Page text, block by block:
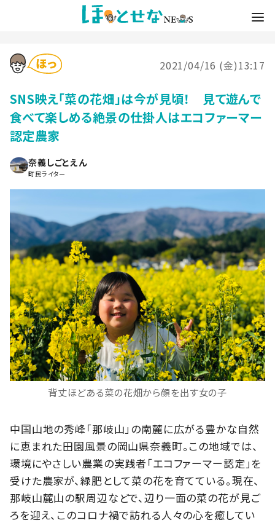
2021/04/16 (金)13:17
SNS映え「菜の花畑」は今が見頃！ 見て遊んで
食べて楽しめる絶景の仕掛人はエコファーマー
認定農家
奈義しごとえん
町民ライター
背丈ほどある菜の花畑から顔を出す女の子
中国山地の秀峰「那岐山」の南麓に広がる豊かな自然
に恵まれた田園風景の岡山県奈義町。この地域では、
環境にやさしい農業の実践者「エコファーマー認定」を
受けた農家が、緑肥として菜の花を育てている。現在、
那岐山麓山の駅周辺などで、辺り一面の菜の花が見ご
ろを迎え、このコロナ禍で訪れる人々の心を癒してい